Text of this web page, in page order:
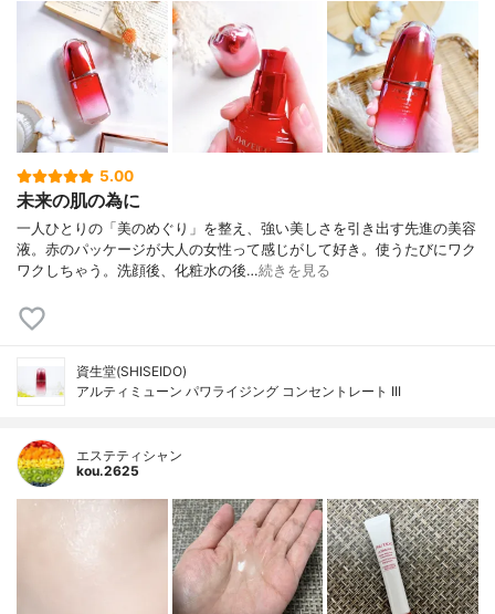
5.00
未来の肌の為に
一人ひとりの「美のめぐり」を整え、強い美しさを引き出す先進の美容
液。赤のパッケージが大人の女性って感じがして好き。使うたびにワク
ワクしちゃう。洗顔後、化粧水の後…続きを見る
資生堂(SHISEIDO)
アルティミューン パワライジング コンセントレート III
エステティシャン
kou.2625